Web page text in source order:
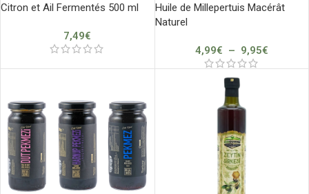
Citron et Ail Fermentés 500 ml
7,49€
Huile de Millepertuis Macérât
Naturel
4,99€ – 9,95€